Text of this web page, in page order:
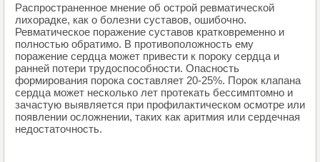
Распространенное мнение об острой ревматической
лихорадке, как о болезни суставов, ошибочно.
Ревматическое поражение суставов кратковременно и
полностью обратимо. В противоположность ему
поражение сердца может привести к пороку сердца и
ранней потери трудоспособности. Опасность
формирования порока составляет 20-25%. Порок клапана
сердца может несколько лет протекать бессимптомно и
зачастую выявляется при профилактическом осмотре или
появлении осложнении, таких как аритмия или сердечная
недостаточность.